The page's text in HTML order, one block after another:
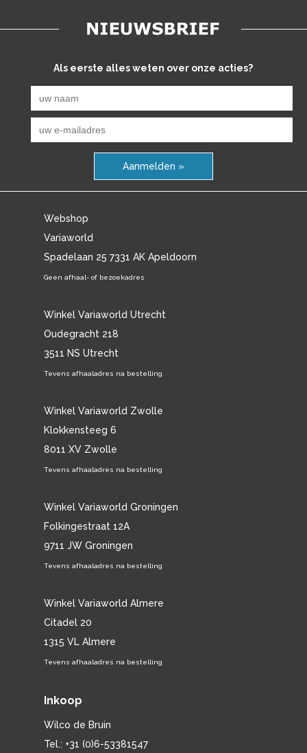
Als eerste alles weten over onze acties?
Aanmelden »
Webshop
Variaworld
Spadelaan 25 7331 AK Apeldoorn
Geen afhaal- of bezoekadres
Winkel Variaworld Utrecht
Oudegracht 218
3511 NS Utrecht
Tevens afhaaladres na bestelling
Winkel Variaworld Zwolle
Klokkensteeg 6
8011 XV Zwolle
Tevens afhaaladres na bestelling
Winkel Variaworld Groningen
Folkingestraat 12A
9711 JW Groningen
Tevens afhaaladres na bestelling
Winkel Variaworld Almere
Citadel 20
1315 VL Almere
Tevens afhaaladres na bestelling
Inkoop
Wilco de Bruin
Tel.: +31 (0)6-53381547